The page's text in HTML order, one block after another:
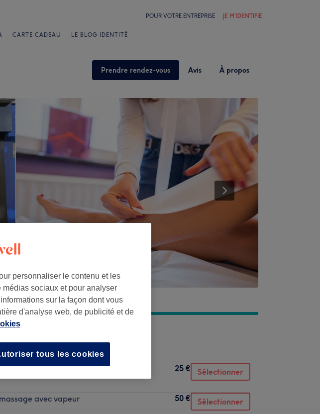
POUR VOTRE ENTREPRISE JE M'IDENTIFIE
CARTE CADEAU LE BLOG IDENTITÉ
Prendre rendez-vous Avis À propos
25 € Sélectionner
avec vapeur
50 € Sélectionner
personnaliser le contenu et les
sociaux et pour analyser
sur la façon dont vous
d'analyse web, de publicité et de
tous les cookies